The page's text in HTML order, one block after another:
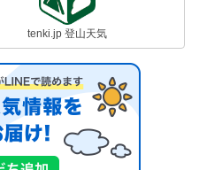
tenki.jp 登山天気